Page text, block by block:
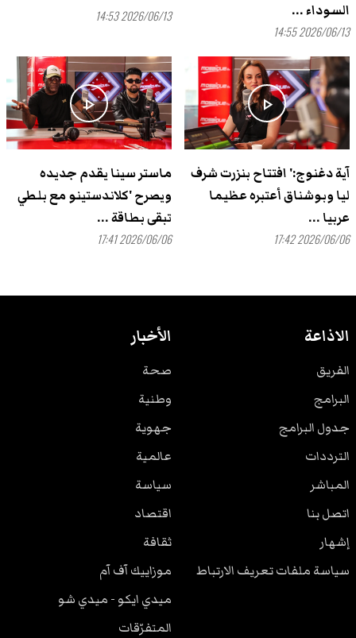
السوداء ...
2026/06/13 14:55
2026/06/13 14:53
play_arrow
آية دغنوج:' افتتاح بنزرت شرف
ليا وبوشناق أعتبره عظيما
عربيا ...
2026/06/06 17:42
play_arrow
ماستر سينا يقدم جديده
ويصرح 'كلاندستينو مع بلطي
تبقى بطاقة ...
2026/06/06 17:41
الاذاعة
الفريق
البرامج
جدول البرامج
الترددات
المباشر
اتصل بنا
إشهار
سياسة ملفات تعريف الارتباط
الأخبار
صحة
وطنية
جهوية
عالمية
سياسة
اقتصاد
ثقافة
موزاييك آف آم
ميدي ايكو - ميدي شو
المتفرّقات